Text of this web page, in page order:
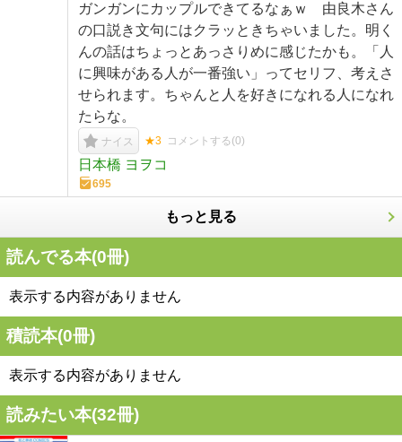
ガンガンにカップルできてるなぁｗ 由良木さん
の口説き文句にはクラッときちゃいました。明く
んの話はちょっとあっさりめに感じたかも。「人
に興味がある人が一番強い」ってセリフ、考えさ
せられます。ちゃんと人を好きになれる人になれ
たらな。
ナイス ★3 コメントする(0)
日本橋 ヨヲコ
695
もっと見る
読んでる本(0冊)
表示する内容がありません
積読本(0冊)
表示する内容がありません
読みたい本(32冊)